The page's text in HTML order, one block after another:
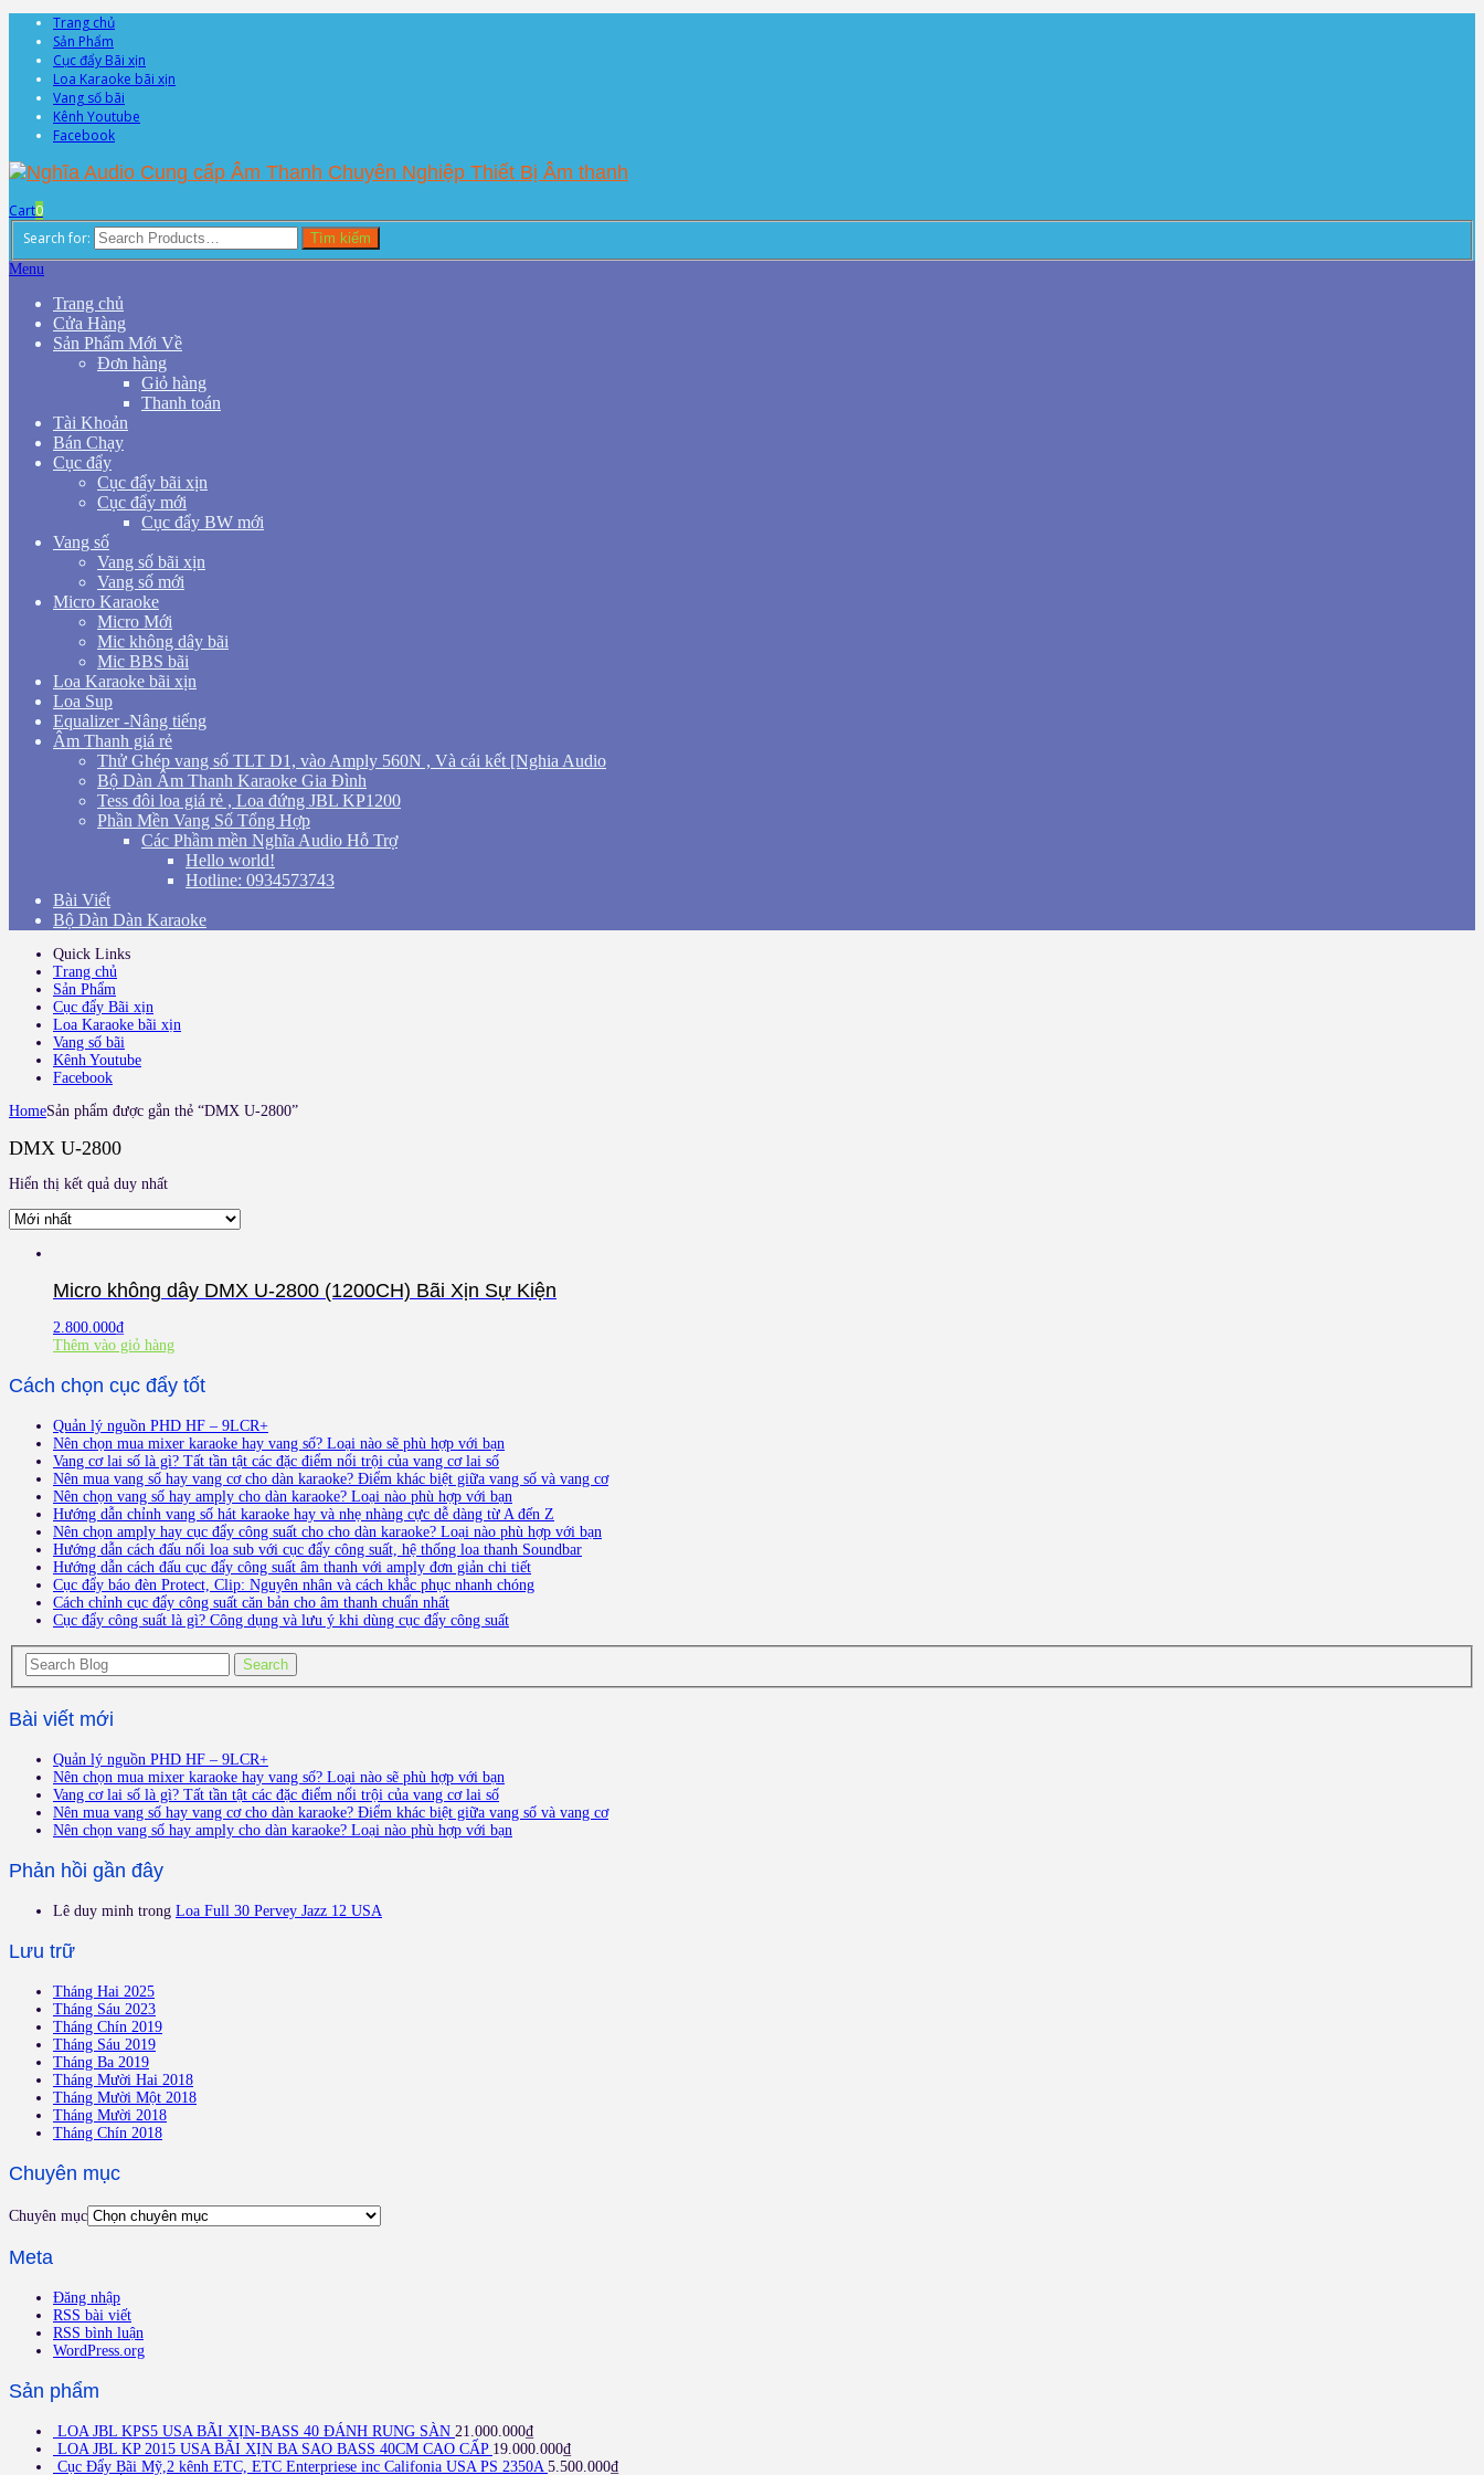
Trang chủ
Sản Phẩm
Cục đẩy Bãi xịn
Loa Karaoke bãi xịn
Vang số bãi
Kênh Youtube
Facebook
Cart0
Search for:
Tìm kiếm
Menu
Trang chủ
Cửa Hàng
Sản Phẩm Mới Về
Đơn hàng
Giỏ hàng
Thanh toán
Tài Khoản
Bán Chạy
Cục đẩy
Cục đẩy bãi xịn
Cục đẩy mới
Cục đẩy BW mới
Vang số
Vang số bãi xịn
Vang số mới
Micro Karaoke
Micro Mới
Mic không dây bãi
Mic BBS bãi
Loa Karaoke bãi xịn
Loa Sup
Equalizer -Nâng tiếng
Âm Thanh giá rẻ
Thử Ghép vang số TLT D1, vào Amply 560N , Và cái kết [Nghia Audio
Bộ Dàn Âm Thanh Karaoke Gia Đình
Tess đôi loa giá rẻ , Loa đứng JBL KP1200
Phần Mền Vang Số Tổng Hợp
Các Phầm mền Nghĩa Audio Hỗ Trợ
Hello world!
Hotline: 0934573743
Bài Viết
Bộ Dàn Dàn Karaoke
Quick Links
Trang chủ
Sản Phẩm
Cục đẩy Bãi xịn
Loa Karaoke bãi xịn
Vang số bãi
Kênh Youtube
Facebook
HomeSản phẩm được gắn thẻ “DMX U-2800”
DMX U-2800
Hiển thị kết quả duy nhất
Micro không dây DMX U-2800 (1200CH) Bãi Xịn Sự Kiện
2.800.000₫
Thêm vào giỏ hàng
Cách chọn cục đẩy tốt
Quản lý nguồn PHD HF – 9LCR+
Nên chọn mua mixer karaoke hay vang số? Loại nào sẽ phù hợp với bạn
Vang cơ lai số là gì? Tất tần tật các đặc điểm nổi trội của vang cơ lai số
Nên mua vang số hay vang cơ cho dàn karaoke? Điểm khác biệt giữa vang số và vang cơ
Nên chọn vang số hay amply cho dàn karaoke? Loại nào phù hợp với bạn
Hướng dẫn chỉnh vang số hát karaoke hay và nhẹ nhàng cực dễ dàng từ A đến Z
Nên chọn amply hay cục đẩy công suất cho cho dàn karaoke? Loại nào phù hợp với bạn
Hướng dẫn cách đấu nối loa sub với cục đẩy công suất, hệ thống loa thanh Soundbar
Hướng dẫn cách đấu cục đẩy công suất âm thanh với amply đơn giản chi tiết
Cục đẩy báo đèn Protect, Clip: Nguyên nhân và cách khắc phục nhanh chóng
Cách chỉnh cục đẩy công suất căn bản cho âm thanh chuẩn nhất
Cục đẩy công suất là gì? Công dụng và lưu ý khi dùng cục đẩy công suất
Bài viết mới
Quản lý nguồn PHD HF – 9LCR+
Nên chọn mua mixer karaoke hay vang số? Loại nào sẽ phù hợp với bạn
Vang cơ lai số là gì? Tất tần tật các đặc điểm nổi trội của vang cơ lai số
Nên mua vang số hay vang cơ cho dàn karaoke? Điểm khác biệt giữa vang số và vang cơ
Nên chọn vang số hay amply cho dàn karaoke? Loại nào phù hợp với bạn
Phản hồi gần đây
Lê duy minh trong Loa Full 30 Pervey Jazz 12 USA
Lưu trữ
Tháng Hai 2025
Tháng Sáu 2023
Tháng Chín 2019
Tháng Sáu 2019
Tháng Ba 2019
Tháng Mười Hai 2018
Tháng Mười Một 2018
Tháng Mười 2018
Tháng Chín 2018
Chuyên mục
Chuyên mục
Meta
Đăng nhập
RSS bài viết
RSS bình luận
WordPress.org
Sản phẩm
LOA JBL KPS5 USA BÃI XỊN-BASS 40 ĐÁNH RUNG SÀN 21.000.000₫
LOA JBL KP 2015 USA BÃI XỊN BA SAO BASS 40CM CAO CẤP 19.000.000₫
Cục Đẩy Bãi Mỹ,2 kênh ETC, ETC Enterpriese inc Califonia USA PS 2350A 5.500.000₫